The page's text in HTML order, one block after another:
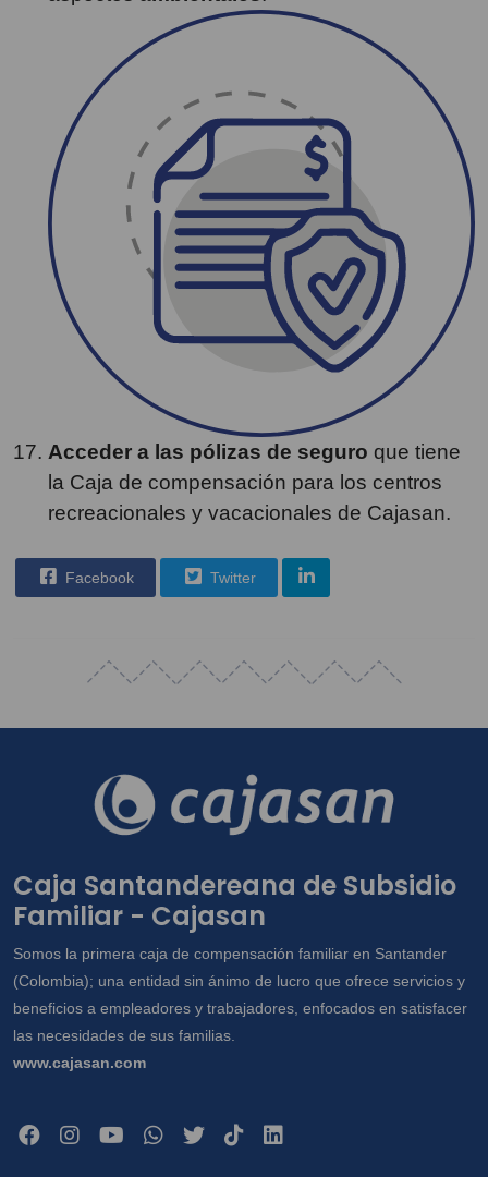
Acceder a las pólizas de seguro que tiene
la Caja de compensación para los centros
recreacionales y vacacionales de Cajasan.
Facebook Twitter
Caja Santandereana de Subsidio
Familiar - Cajasan
Somos la primera caja de compensación familiar en Santander
(Colombia); una entidad sin ánimo de lucro que ofrece servicios y
beneficios a empleadores y trabajadores, enfocados en satisfacer
las necesidades de sus familias.
www.cajasan.com